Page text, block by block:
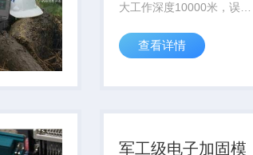
大工作深度10000米，误码
供可靠通信保障
查看详情
军工级电子加固模